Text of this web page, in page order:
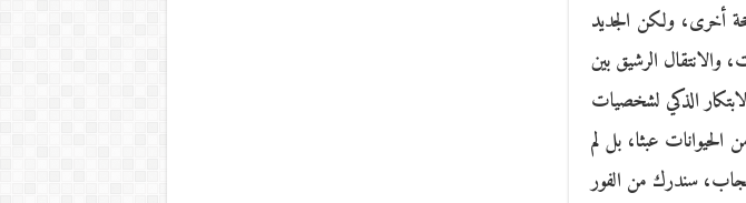
أخرى، ولكن الجديد
والانتقال الرشيق بين
الذكي لشخصيات
الحيوانات عبثا، بل لم
سندرك من الفور